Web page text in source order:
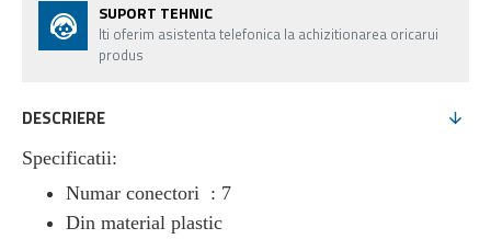
SUPORT TEHNIC
Iti oferim asistenta telefonica la achizitionarea oricarui
produs
DESCRIERE
Specificatii:
Numar conectori : 7
Din material plastic